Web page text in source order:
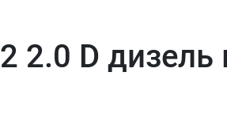
2.0 D дизель